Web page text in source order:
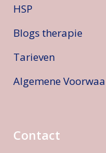
HSP
Blogs therapie
Tarieven
Algemene
Contact